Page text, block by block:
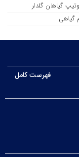
گیاهان گلدار
گیاهی
فهرست کامل